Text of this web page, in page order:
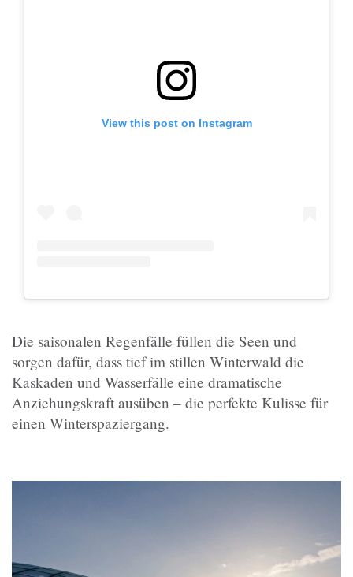
View this post on Instagram
Die saisonalen Regenfälle füllen die Seen und
sorgen dafür, dass tief im stillen Winterwald die
Kaskaden und Wasserfälle eine dramatische
Anziehungskraft ausüben – die perfekte Kulisse für
einen Winterspaziergang.